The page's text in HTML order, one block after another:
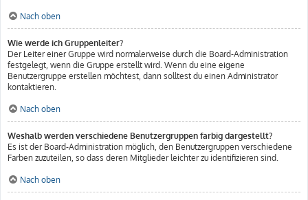
Nach oben
Wie werde ich Gruppenleiter?
Der Leiter einer Gruppe wird normalerweise durch die Board-Administration
festgelegt, wenn die Gruppe erstellt wird. Wenn du eine eigene
Benutzergruppe erstellen möchtest, dann solltest du einen Administrator
kontaktieren.
Nach oben
Weshalb werden verschiedene Benutzergruppen farbig dargestellt?
Es ist der Board-Administration möglich, den Benutzergruppen verschiedene
Farben zuzuteilen, so dass deren Mitglieder leichter zu identifizieren sind.
Nach oben